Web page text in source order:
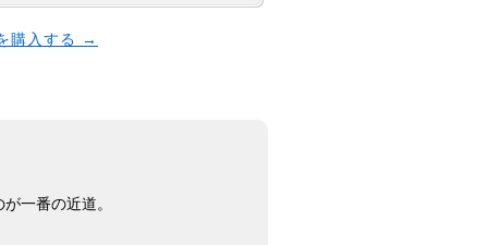
購入する →
一番の近道。